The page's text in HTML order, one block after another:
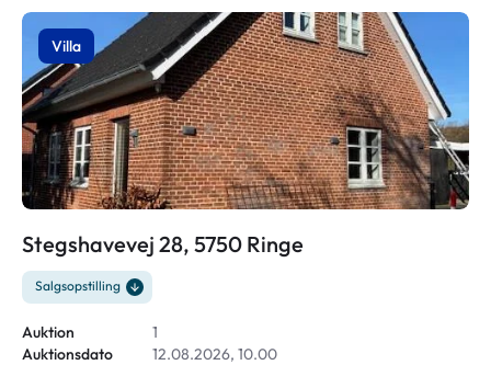
Villa
Stegshavevej 28, 5750 Ringe
Salgsopstilling
Auktion
1
Auktionsdato
12.08.2026, 10.00